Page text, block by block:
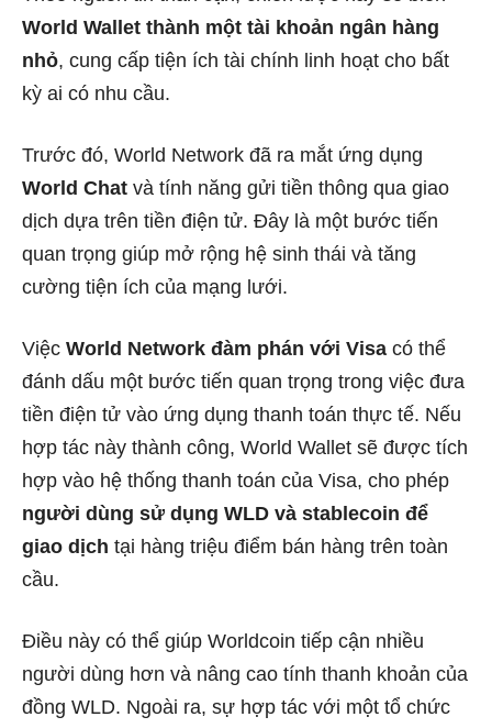
World Wallet thành một tài khoản ngân hàng
nhỏ, cung cấp tiện ích tài chính linh hoạt cho bất
kỳ ai có nhu cầu.
Trước đó, World Network đã ra mắt ứng dụng
World Chat và tính năng gửi tiền thông qua giao
dịch dựa trên tiền điện tử. Đây là một bước tiến
quan trọng giúp mở rộng hệ sinh thái và tăng
cường tiện ích của mạng lưới.
Việc World Network đàm phán với Visa có thể
đánh dấu một bước tiến quan trọng trong việc đưa
tiền điện tử vào ứng dụng thanh toán thực tế. Nếu
hợp tác này thành công, World Wallet sẽ được tích
hợp vào hệ thống thanh toán của Visa, cho phép
người dùng sử dụng WLD và stablecoin để
giao dịch tại hàng triệu điểm bán hàng trên toàn
cầu.
Điều này có thể giúp Worldcoin tiếp cận nhiều
người dùng hơn và nâng cao tính thanh khoản của
đồng WLD. Ngoài ra, sự hợp tác với một tổ chức